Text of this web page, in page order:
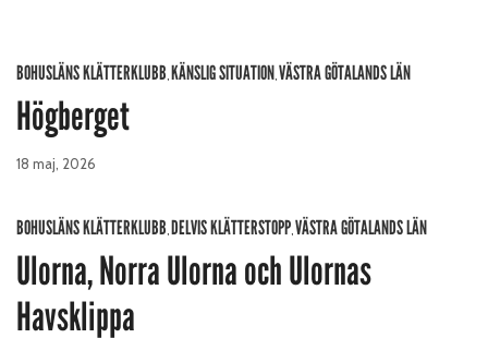
BOHUSLÄNS KLÄTTERKLUBB,KÄNSLIG SITUATION,VÄSTRA GÖTALANDS LÄN
Högberget
18 maj, 2026
BOHUSLÄNS KLÄTTERKLUBB,DELVIS KLÄTTERSTOPP,VÄSTRA GÖTALANDS LÄN
Ulorna, Norra Ulorna och Ulornas
Havsklippa